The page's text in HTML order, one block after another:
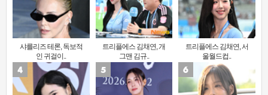
샤를리즈 테론, 독보적
인 귀걸이..
트리플에스 김채연, 개
그맨 김규..
트리플에스 김채연, 서
울월드컵..